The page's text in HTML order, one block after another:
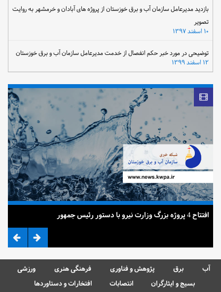
بازدید مدیرعامل سازمان آب و برق خوزستان از پروژه های آبادان و خرمشهر به روایت
تصویر
توضیحی در مورد خبر حکم انفصال از خدمت مدیرعامل سازمان آب و برق خوزستان
افتتاح 4 پروژه بزرگ وزارت نیرو با دستور رئیس جمهور
آب برق پژوهش و فناوری فرهنگی هنری
ورزشی
بسیج و ایثارگران
انتصابات افتخارات و دستاوردها